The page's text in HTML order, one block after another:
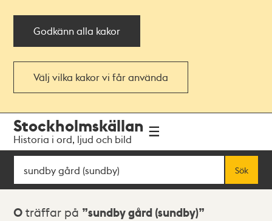
Godkänn alla kakor
Välj vilka kakor vi får använda
navigationen
huvudinnehållet
Stockholmskällan
Historia i ord, ljud och bild
Sök
Sök
Sökresultat
0 träffar på sundby gård (sundby)